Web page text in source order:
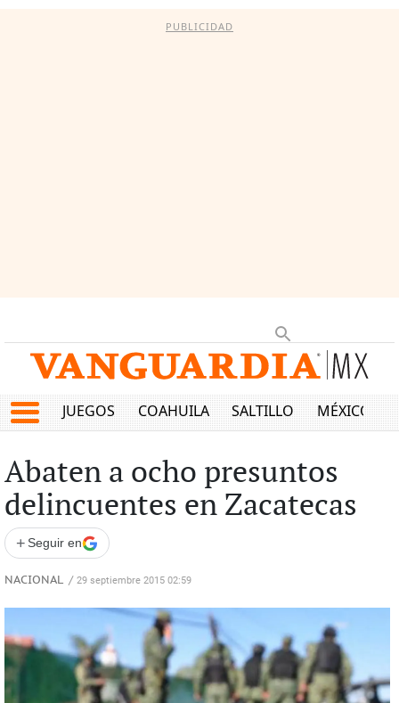
PUBLICIDAD
JUEGOS COAHUILA SALTILLO MÉXICO
Abaten a ocho presuntos
delincuentes en Zacatecas
+ Seguir en
NACIONAL / 29 septiembre 2015 02:59